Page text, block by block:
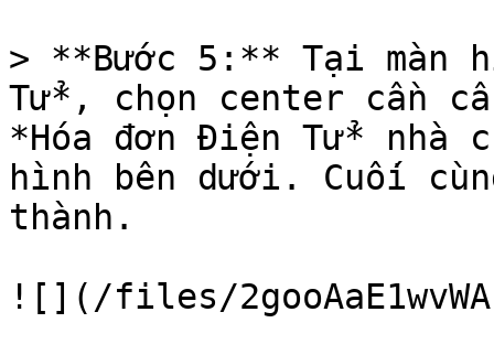
> **Bước 5:** Tại màn
Tử*, chọn center cần
*Hóa đơn Điện Tử* nhà
hình bên dưới. Cuối
thành.
![](/files/